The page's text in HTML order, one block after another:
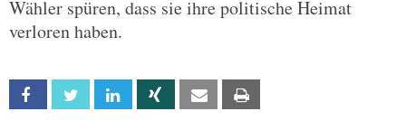
Wähler spüren, dass sie ihre politische Heimat
verloren haben.
Facebook Twitter Linkedin Xing Email